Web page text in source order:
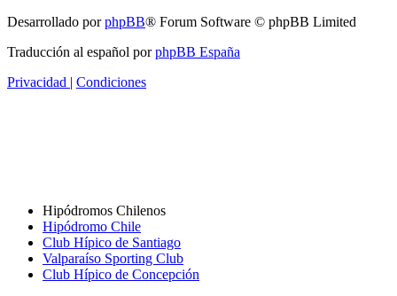
Desarrollado porphpBB® Forum Software © phpBB Limited
Traducción al español porphpBB España
Privacidad | Condiciones
Hipódromos Chilenos
Hipódromo Chile
Club Hípico de Santiago
Valparaíso Sporting Club
Club Hípico de Concepción